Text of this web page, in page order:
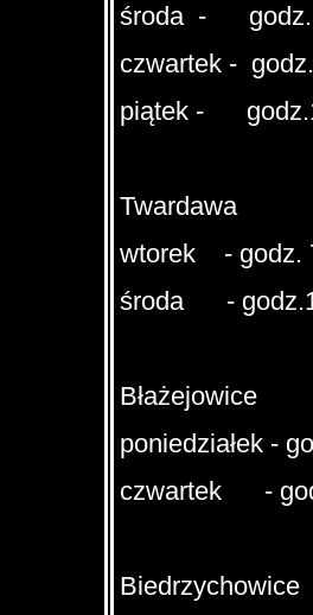
środa -
czwartek -
piątek -
Twardawa
wtorek - godz.
środa -
Błażejowice
poniedziałek -
czwartek -
Biedrzychowice